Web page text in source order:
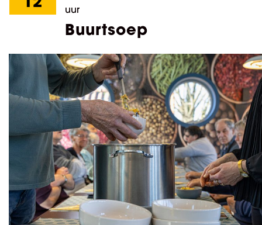
uur
Buurtsoep